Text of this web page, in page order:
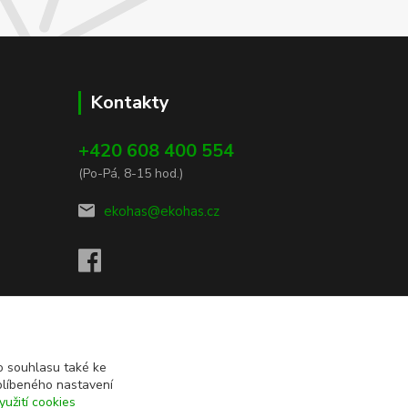
Kontakty
+420 608 400 554
(Po-Pá, 8-15 hod.)
ekohas@ekohas.cz
souhlasu také ke
nastavení
cookies